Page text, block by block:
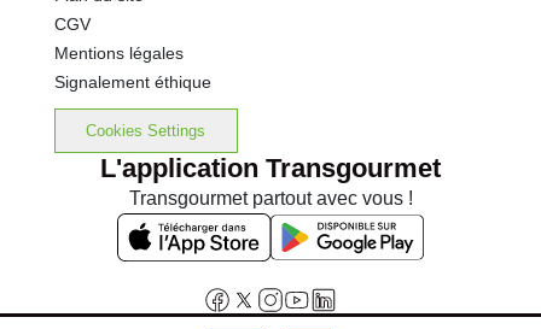
CGV
Mentions légales
Signalement éthique
Cookies Settings
L'application Transgourmet
Transgourmet partout avec vous !